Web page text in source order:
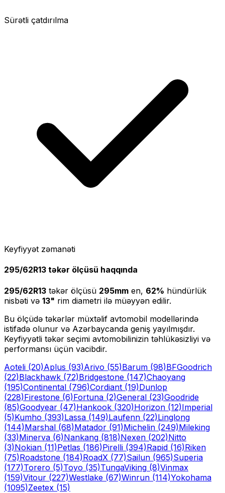
Sürətli çatdırılma
Keyfiyyət zəmanəti
295/62R13 təkər ölçüsü haqqında
295/62R13 təkər ölçüsü 295mm en, 62% hündürlük
nisbəti və 13" rim diametri ilə müəyyən edilir.
Bu ölçüdə təkərlər müxtəlif avtomobil modellərində
istifadə olunur və Azərbaycanda geniş yayılmışdır.
Keyfiyyətli təkər seçimi avtomobilinizin təhlükəsizliyi və
performansı üçün vacibdir.
Aoteli (20)Aplus (93)Arivo (55)Barum (98)BFGoodrich
(22)Blackhawk (72)Bridgestone (147)Chaoyang
(195)Continental (796)Cordiant (19)Dunlop
(228)Firestone (6)Fortuna (2)General (23)Goodride
(85)Goodyear (47)Hankook (320)Horizon (12)Imperial
(5)Kumho (393)Lassa (149)Laufenn (22)Linglong
(144)Marshal (68)Matador (91)Michelin (249)Mileking
(33)Minerva (6)Nankang (818)Nexen (202)Nitto
(3)Nokian (11)Petlas (186)Pirelli (394)Rapid (16)Riken
(75)Roadstone (184)RoadX (77)Sailun (965)Superia
(177)Torero (5)Toyo (35)TungaViking (8)Vinmax
(159)Vitour (227)Westlake (67)Winrun (114)Yokohama
(1095)Zeetex (15)